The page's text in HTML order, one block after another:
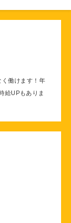
く働けます！年
給UPもありま